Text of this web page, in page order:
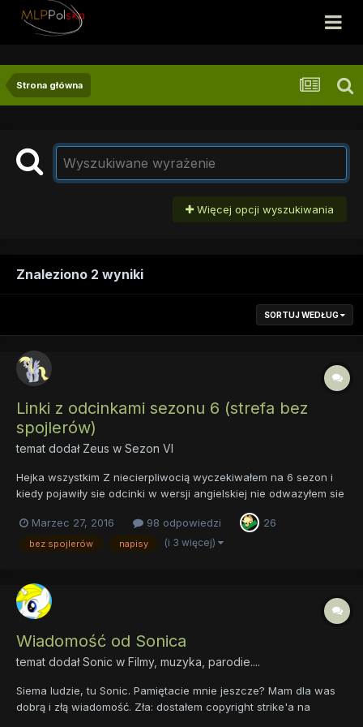
Strona główna
Więcej opcji wyszukiwania
Znaleziono 2 wyniki
SORTUJ WEDŁUG
Linki z odcinkami sezonu 6 (strefa bez
spojlerów)
temat dodał Zeus w Sezon VI
Hejka wszystkim Z niecierpliwocią wyczekiwałem na 6 sezon i
kiedy pojawiły sie odcinki w wersji angielskiej nie odwazyłem sie
najwieksza szansa ze kto wklei link do ocinka z napisami.
Zakladam wiec ten temat zeby bez narazenia na...
Marzec 27, 2016 98 odpowiedzi 26
bez spojlerów napisy (i 3 więcej)
Wiadomość od Sonica
temat dodałSonic w Filmy, muzyka, parodie....
Siema ludzie, tu Sonic. Pamiętacie mnie jeszcze? Mam dla was
dobrą i złą wiadomość. Zła: dostałem copyright strike'a na